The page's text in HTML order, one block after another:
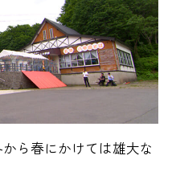
ら春にかけては雄大な